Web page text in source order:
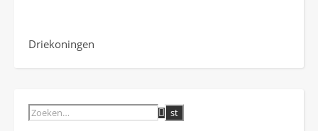
Driekoningen